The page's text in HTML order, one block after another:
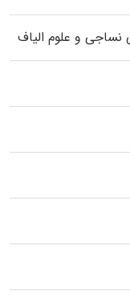
و علوم الیاف